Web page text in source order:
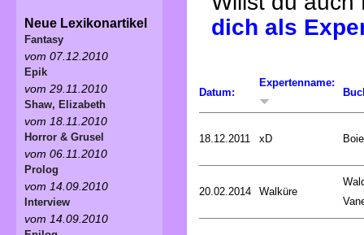
dich als
Datum:
Expertenname:
18.12.2011 xD
20.02.2014 Walküre
Neue Lexikonartikel
Fantasy
vom 07.12.2010
Epik
vom 29.11.2010
Shaw, Elizabeth
vom 18.11.2010
Horror & Grusel
vom 06.11.2010
Prolog
vom 14.09.2010
Interview
vom 14.09.2010